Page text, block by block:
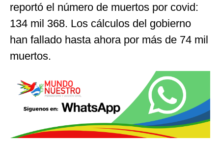
reportó el número de muertos por covid:
134 mil 368. Los cálculos del gobierno
han fallado hasta ahora por más de 74 mil
muertos.